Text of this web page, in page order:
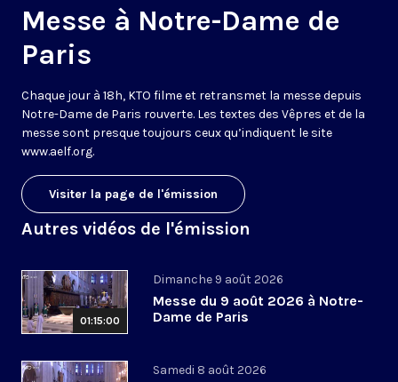
Messe à Notre-Dame de
Paris
Chaque jour à 18h, KTO filme et retransmet la messe depuis
Notre-Dame de Paris rouverte. Les textes des Vêpres et de la
messe sont presque toujours ceux qu’indiquent le site
www.aelf.org.
Visiter la page de l'émission
Autres vidéos de l'émission
01:15:00
Dimanche 9 août 2026
Messe du 9 août 2026 à Notre-
Dame de Paris
Samedi 8 août 2026